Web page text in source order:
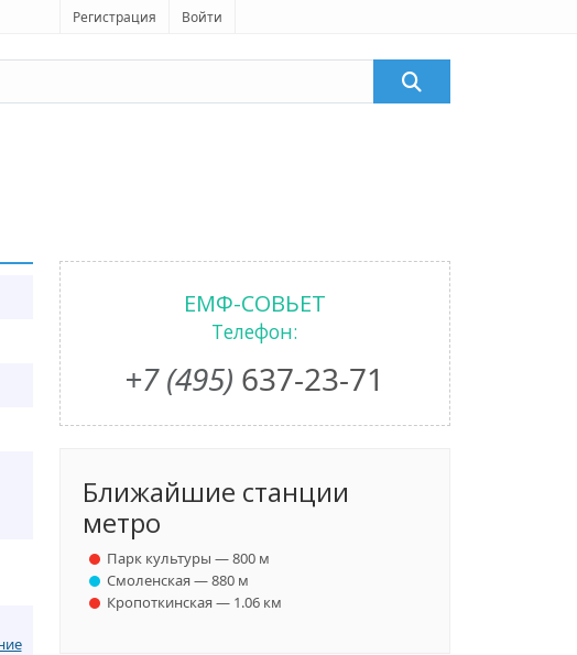
Регистрация Войти
ЕМФ-СОВЬЕТ
Телефон:
+7 (495) 637-23-71
Ближайшие станции
метро
Парк культуры — 800 м
Смоленская — 880 м
Кропоткинская — 1.06 км